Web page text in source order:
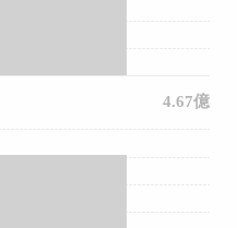
4.67億